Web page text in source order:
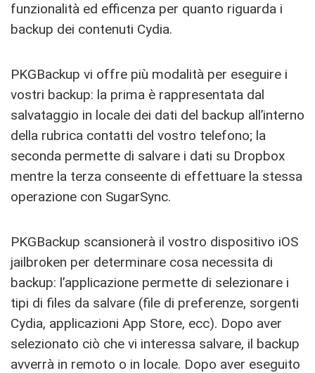
funzionalità ed efficenza per quanto riguarda i
backup dei contenuti Cydia.
PKGBackup vi offre più modalità per eseguire i
vostri backup: la prima è rappresentata dal
salvataggio in locale dei dati del backup all’interno
della rubrica contatti del vostro telefono; la
seconda permette di salvare i dati su Dropbox
mentre la terza conseente di effettuare la stessa
operazione con SugarSync.
PKGBackup scansionerà il vostro dispositivo iOS
jailbroken per determinare cosa necessita di
backup: l’applicazione permette di selezionare i
tipi di files da salvare (file di preferenze, sorgenti
Cydia, applicazioni App Store, ecc). Dopo aver
selezionato ciò che vi interessa salvare, il backup
avverrà in remoto o in locale. Dopo aver eseguito